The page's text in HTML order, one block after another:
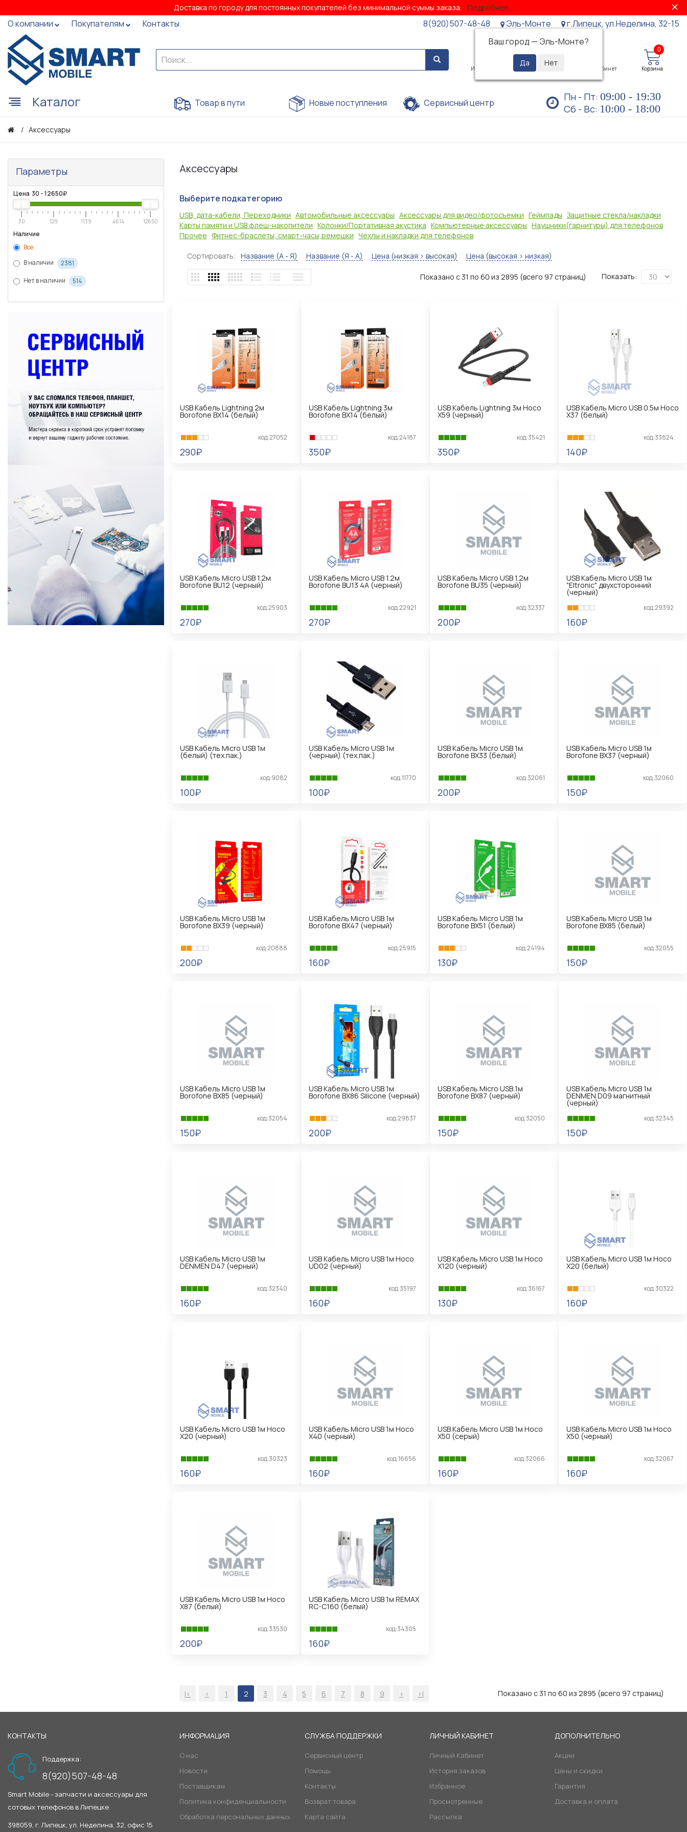
Доставка по городу для постоянных покупателей без минимальной суммы заказа. Подробнее...
О компании Покупателям Контакты 8(920)507-48-48
Эль-Монте
Ваш город — Эль-Монте?
г.Липецк, ул.Неделина, 32-15
Избранное Просмотренные Личный кабинет
0
Корзина
Каталог Товар в пути Новые поступления Сервисный центр Пн - Пт: 09:00 - 19:30
Сб - Вс: 10:00 - 18:00
Аксессуары
Параметры
Цена 30 -12650₽
30 129 1139 4614 12650
Наличие
Все
В наличии
2381
Нет в наличии 514
Аксессуары
Выберите подкатегорию
USB, дата-кабели, Переходники Автомобильные аксессуары Аксессуары для видео/фотосъемки Геймпады Защитные стекла/накладки
Карты памяти и USB флеш-накопители Колонки/Портативная акустика Компьютерные аксессуары Наушники(гарнитуры) для телефонов
Прочее Фитнес-браслеты, смарт-часы,ремешки Чехлы и накладки для телефонов
Сортировать: Название (А - Я) Название (Я - А) Цена (низкая > высокая) Цена (высокая > низкая)
Показать:
Показано с 31 по 60 из 2895 (всего 97 страниц)
USB Кабель Lightning 2м
Borofone BX14 (белый)
код:27052
290₽
USB Кабель Lightning 3м
Borofone BX14 (белый)
код:24187
350₽
USB Кабель Lightning 3м Hoco
X59 (черный)
код:35421
350₽
USB Кабель Micro USB 0.5м Hoco
X37 (белый)
код:33824
140₽
USB Кабель Micro USB 1.2м
Borofone BU12 (черный)
код:25903
270₽
USB Кабель Micro USB 1.2м
Borofone BU13 4A (черный)
код:22921
270₽
USB Кабель Micro USB 1.2м
Borofone BU35 (черный)
код:32337
200₽
USB Кабель Micro USB 1м
"Eltronic" двухсторонний
(черный)
код:29392
160₽
USB Кабель Micro USB 1м
(белый) (тех.пак.)
код:9082
100₽
USB Кабель Micro USB 1м
(черный) (тех.пак.)
код:11770
100₽
USB Кабель Micro USB 1м
Borofone BX33 (белый)
код:32061
200₽
USB Кабель Micro USB 1м
Borofone BX37 (черный)
код:32060
150₽
USB Кабель Micro USB 1м
Borofone BX39 (черный)
код:20888
200₽
USB Кабель Micro USB 1м
Borofone BX47 (черный)
код:25915
160₽
USB Кабель Micro USB 1м
Borofone BX51 (белый)
код:24194
130₽
USB Кабель Micro USB 1м
Borofone BX85 (белый)
код:32055
150₽
USB Кабель Micro USB 1м
Borofone BX85 (черный)
код:32054
150₽
USB Кабель Micro USB 1м
Borofone BX86 Silicone (черный)
код:29837
200₽
USB Кабель Micro USB 1м
Borofone BX87 (черный)
код:32050
150₽
USB Кабель Micro USB 1м
DENMEN D09 магнитный
(черный)
код:32345
150₽
USB Кабель Micro USB 1м
DENMEN D47 (черный)
код:32340
160₽
USB Кабель Micro USB 1м Hoco
UD02 (черный)
код:35197
160₽
USB Кабель Micro USB 1м Hoco
X120 (черный)
код:36167
130₽
USB Кабель Micro USB 1м Hoco
X20 (белый)
код:30322
160₽
USB Кабель Micro USB 1м Hoco
X20 (черный)
код:30323
160₽
USB Кабель Micro USB 1м Hoco
X40 (черный)
код:16656
160₽
USB Кабель Micro USB 1м Hoco
X50 (серый)
код:32066
160₽
USB Кабель Micro USB 1м Hoco
X50 (черный)
код:32067
160₽
USB Кабель Micro USB 1м Hoco
X87 (белый)
код:33530
200₽
USB Кабель Micro USB 1м REMAX
RC-C160 (белый)
код:34305
160₽
|< < 1 2 3 4 5 6 7 8 9 > >| Показано с 31 по 60 из 2895 (всего 97 страниц)
КОНТАКТЫ
Поддержка:
8(920)507-48-48
Smart Mobile - запчасти и аксессуары для
сотовых телефонов в Липецке
398059, г. Липецк, ул. Неделина, 32, офис 15
ИНФОРМАЦИЯ
О нас
Новости
Поставщикам
Политика конфиденциальности
Обработка персональных данных
СЛУЖБА ПОДДЕРЖКИ
Сервисный центр
Помощь
Контакты
Возврат товара
Карта сайта
ЛИЧНЫЙ КАБИНЕТ
Личный Кабинет
История заказов
Избранное
Просмотренные
Рассылка
ДОПОЛНИТЕЛЬНО
Акции
Цены и скидки
Гарантия
Доставка и оплата